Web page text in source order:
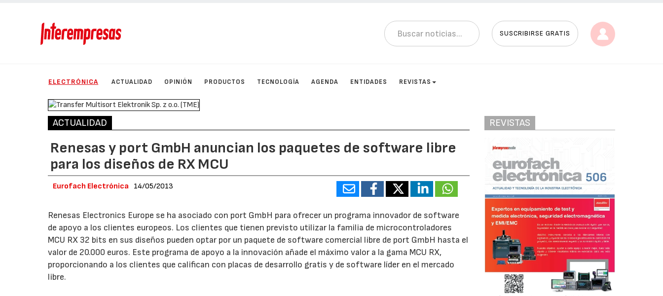
SUSCRIBIRSE GRATIS
ELECTRÓNICA ACTUALIDAD OPINIÓN PRODUCTOS TECNOLOGÍA AGENDA ENTIDADES REVISTAS
ACTUALIDAD
Renesas y port GmbH anuncian los paquetes de software libre
para los diseños de RX MCU
Eurofach Electrónica 14/05/2013
Renesas Electronics Europe se ha asociado con port GmbH para ofrecer un programa innovador de software
de apoyo a los clientes europeos. Los clientes que tienen previsto utilizar la familia de microcontroladores
MCU RX 32 bits en sus diseños pueden optar por un paquete de software comercial libre de port GmbH hasta el
valor de 20.000 euros. Este programa de apoyo a la innovación añade el máximo valor a la gama MCU RX,
proporcionando a los clientes que califican con placas de desarrollo gratis y de software líder en el mercado
libre.
REVISTAS